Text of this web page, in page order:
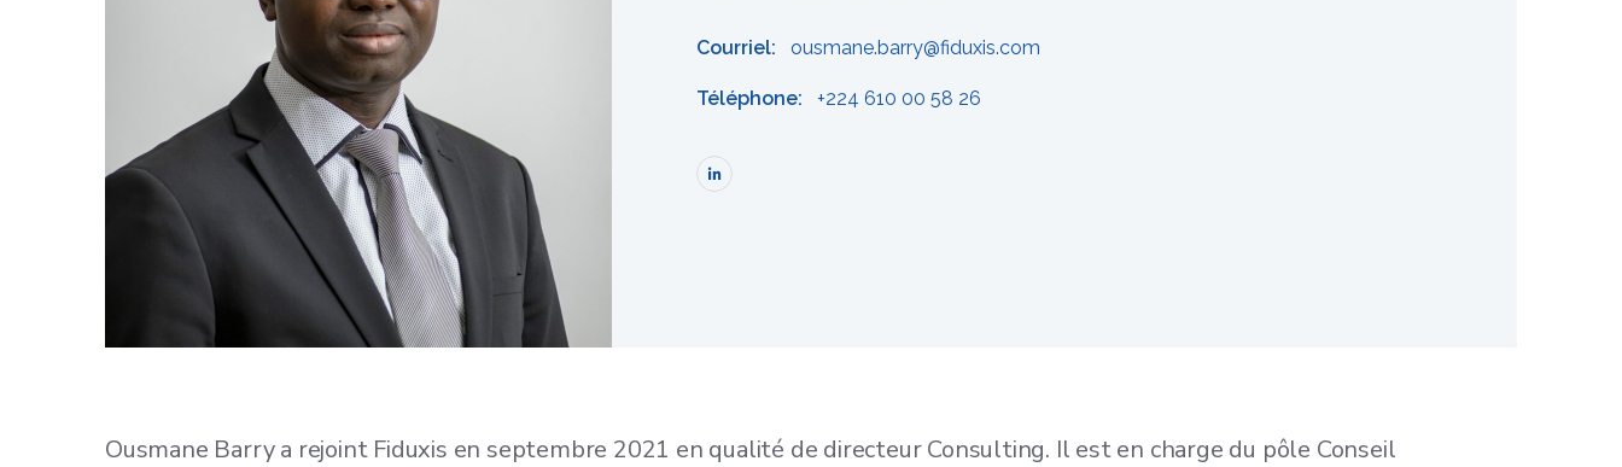
Courriel: ousmane.barry@fiduxis.com
Téléphone: +224 610 00 58 26
Ousmane Barry a rejoint Fiduxis en septembre 2021 en qualité de directeur Consulting. Il est en charge du pôle Conseil